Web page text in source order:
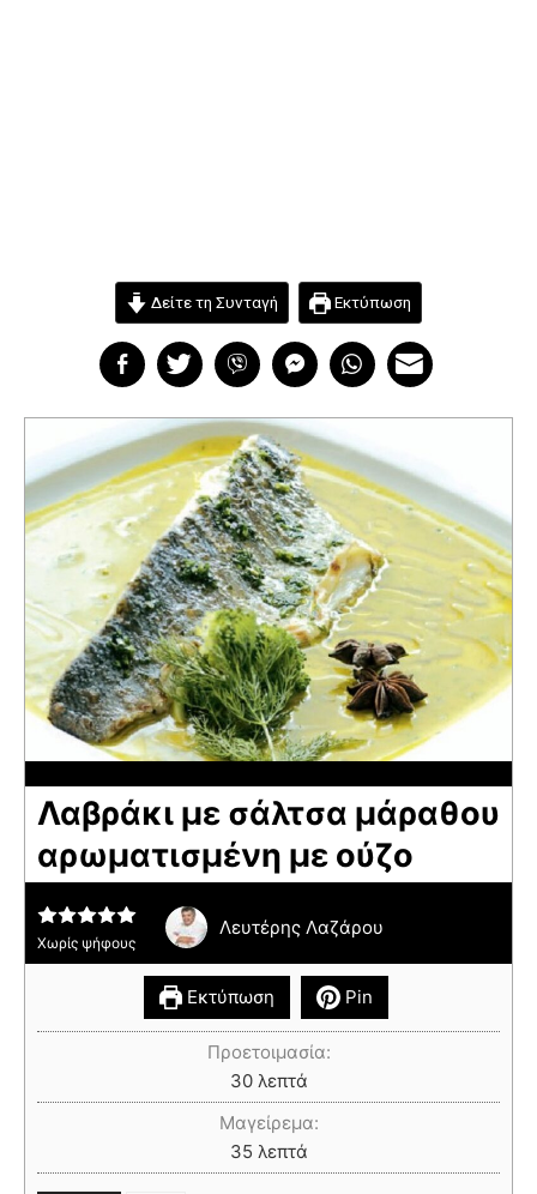
Δείτε τη Συνταγή Εκτύπωση
Λαβράκι με σάλτσα μάραθου
αρωματισμένη με ούζο
Χωρίς ψήφους
Λευτέρης Λαζάρου
Εκτύπωση Pin
Προετοιμασία:
30 λεπτά
Μαγείρεμα:
35 λεπτά